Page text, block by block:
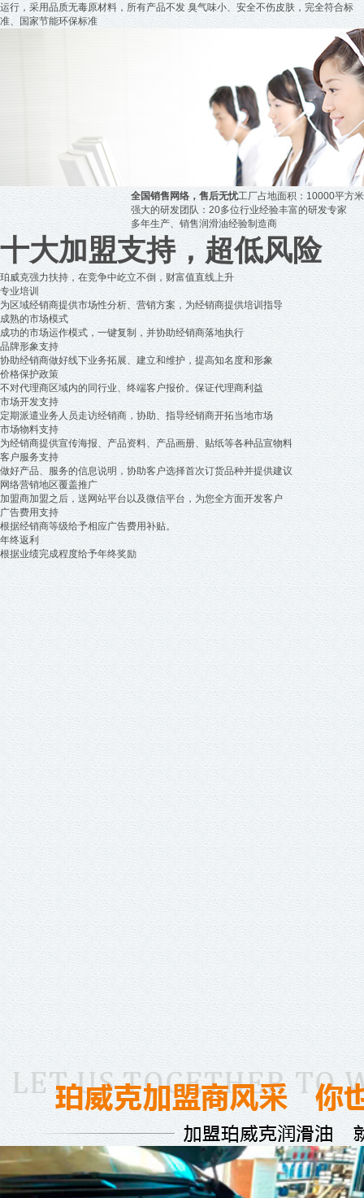
运行， 采用品质无毒原材料， 所有产品不发 臭气味小、安全不伤皮肤，完全符合标
准、国家节能环保标准
全国销售网络，售后无忧工厂占地面积：10000平方米
强大的研发团队：20多位行业经验丰富的研发专家
多年生产、销售润滑油经验制造商
十大加盟支持，超低风险
珀威克强力扶持，在竞争中屹立不倒，财富值直线上升
专业培训
为区域经销商提供市场性分析、营销方案，为经销商提供培训指导
成熟的市场模式
成功的市场运作模式，一键复制，并协助经销商落地执行
品牌形象支持
协助经销商做好线下业务拓展、建立和维护，提高知名度和形象
价格保护政策
不对代理商区域内的同行业、终端客户报价。保证代理商利益
市场开发支持
定期派遣业务人员走访经销商，协助、指导经销商开拓当地市场
市场物料支持
为经销商提供宣传海报、产品资料、产品画册、贴纸等各种品宣物料
客户服务支持
做好产品、服务的信息说明，协助客户选择首次订货品种并提供建议
网络营销地区覆盖推广
加盟商加盟之后，送网站平台以及微信平台，为您全方面开发客户
广告费用支持
根据经销商等级给予相应广告费用补贴。
年终返利
根据业绩完成程度给予年终奖励